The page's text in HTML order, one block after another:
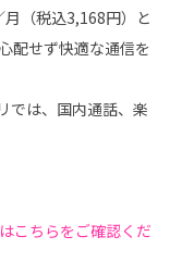
（税込3,168円）と
配せず快適な通信を
では、国内通話、楽
こちらをご確認くだ